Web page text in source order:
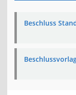
Beschluss